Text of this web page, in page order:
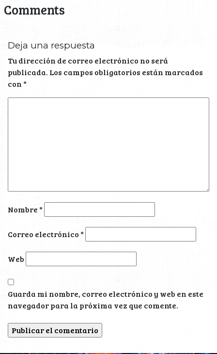
Comments
Deja una respuesta
Tu dirección de correo electrónico no será
publicada. Los campos obligatorios están marcados
con*
Nombre*
Correo electrónico*
Web
Guarda mi nombre, correo electrónico y web en este
navegador para la próxima vez que comente.